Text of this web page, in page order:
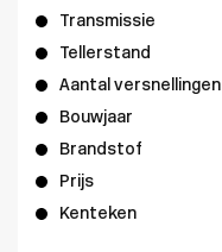
Transmissie
Tellerstand
Aantal versnellingen
Bouwjaar
Brandstof
Prijs
Kenteken